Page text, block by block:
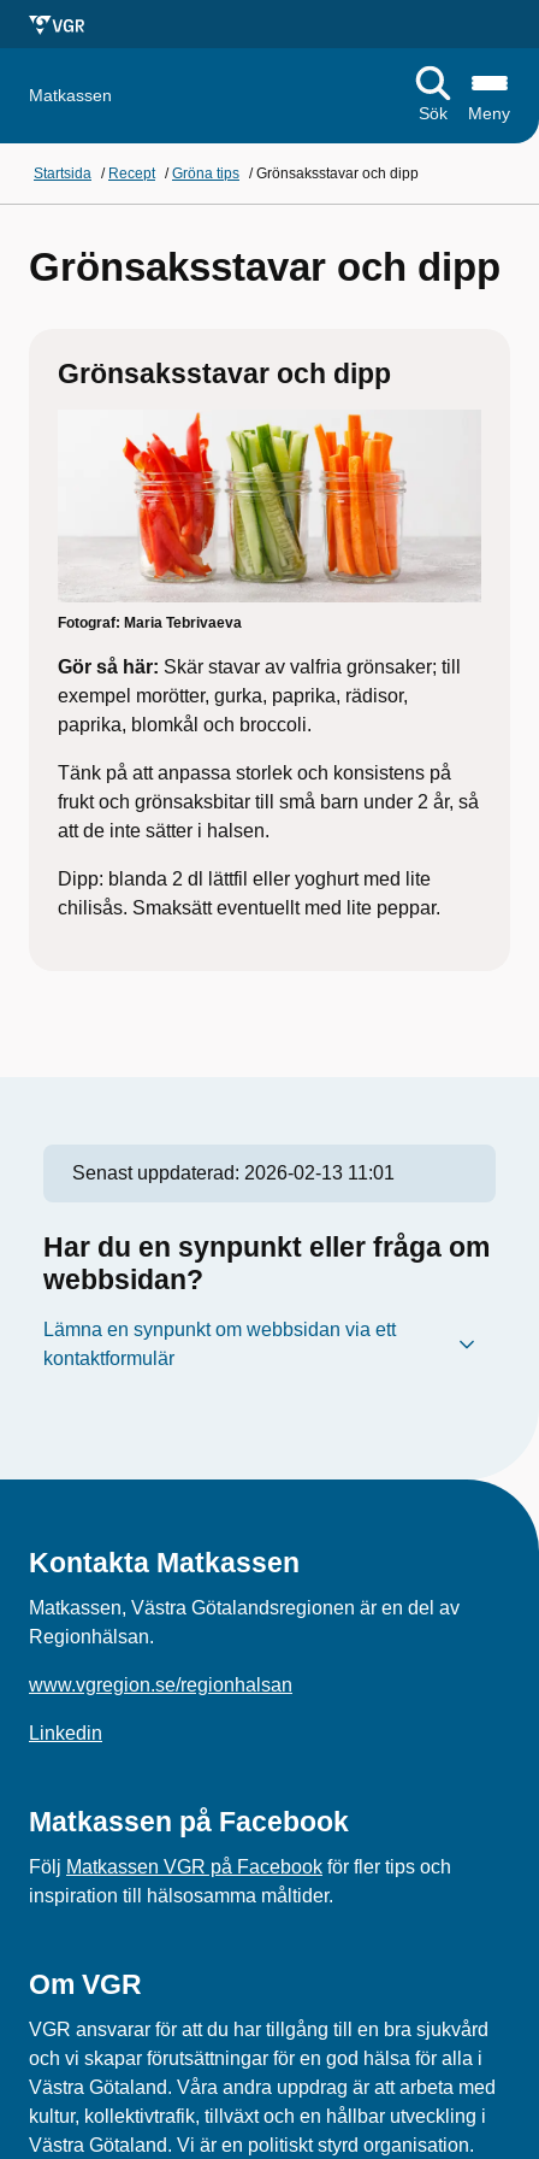
Matkassen
Sök
Meny
Startsida / Recept /Gröna tips /Grönsaksstavar och dipp
Grönsaksstavar och dipp
Grönsaksstavar och dipp
Fotograf: Maria Tebrivaeva
Gör så här: Skär stavar av valfria grönsaker; till
exempel morötter, gurka, paprika, rädisor,
paprika, blomkål och broccoli.
Tänk på att anpassa storlek och konsistens på
frukt och grönsaksbitar till små barn under 2 år, så
att de inte sätter i halsen.
Dipp: blanda 2 dl lättfil eller yoghurt med lite
chilisås. Smaksätt eventuellt med lite peppar.
Senast uppdaterad: 2026-02-13 11:01
Har du en synpunkt eller fråga om
webbsidan?
Lämna en synpunkt om webbsidan via ett
kontaktformulär
Kontakta Matkassen
Matkassen, Västra Götalandsregionen är en del av
Regionhälsan.
www.vgregion.se/regionhalsan
Linkedin
Matkassen på Facebook
Följ Matkassen VGR på Facebook för fler tips och
inspiration till hälsosamma måltider.
Om VGR
VGR ansvarar för att du har tillgång till en bra sjukvård
och vi skapar förutsättningar för en god hälsa för alla i
Västra Götaland. Våra andra uppdrag är att arbeta med
kultur, kollektivtrafik, tillväxt och en hållbar utveckling i
Västra Götaland. Vi är en politiskt styrd organisation.